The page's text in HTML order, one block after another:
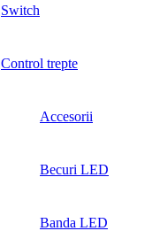
Switch
Control trepte
Accesorii
Becuri LED
Banda LED